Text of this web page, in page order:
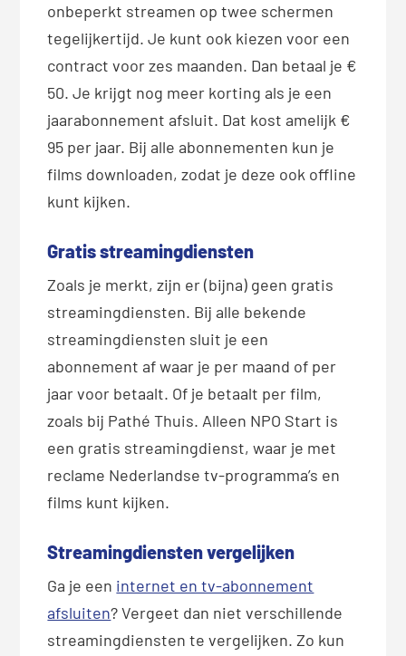
onbeperkt streamen op twee schermen
tegelijkertijd. Je kunt ook kiezen voor een
contract voor zes maanden. Dan betaal je €
50. Je krijgt nog meer korting als je een
jaarabonnement afsluit. Dat kost amelijk €
95 per jaar. Bij alle abonnementen kun je
films downloaden, zodat je deze ook offline
kunt kijken.
Gratis streamingdiensten
Zoals je merkt, zijn er (bijna) geen gratis
streamingdiensten. Bij alle bekende
streamingdiensten sluit je een
abonnement af waar je per maand of per
jaar voor betaalt. Of je betaalt per film,
zoals bij Pathé Thuis. Alleen NPO Start is
een gratis streamingdienst, waar je met
reclame Nederlandse tv-programma’s en
films kunt kijken.
Streamingdiensten vergelijken
Ga je een internet en tv-abonnement
afsluiten? Vergeet dan niet verschillende
streamingdiensten te vergelijken. Zo kun